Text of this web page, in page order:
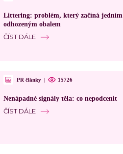
Littering: problém, který začíná jedním
odhozeným obalem
ČÍST DÁLE
PR články | 15726
Nenápadné signály těla: co nepodcenit
ČÍST DÁLE